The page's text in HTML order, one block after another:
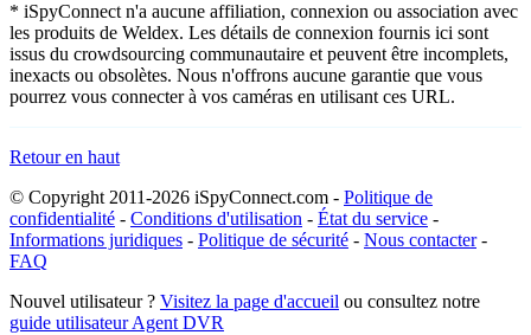
* iSpyConnect n'a aucune affiliation, connexion ou association avec
les produits de Weldex. Les détails de connexion fournis ici sont
issus du crowdsourcing communautaire et peuvent être incomplets,
inexacts ou obsolètes. Nous n'offrons aucune garantie que vous
pourrez vous connecter à vos caméras en utilisant ces URL.
Retour en haut
© Copyright 2011-2026 iSpyConnect.com - Politique de
confidentialité - Conditions d'utilisation - État du service -
Informations juridiques - Politique de sécurité - Nous contacter-
FAQ
Nouvel utilisateur ? Visitez la page d'accueil ou consultez notre
guide utilisateur Agent DVR